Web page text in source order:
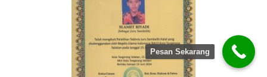
Pesan Sekarang